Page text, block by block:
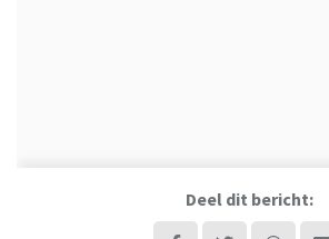
Deel dit bericht: